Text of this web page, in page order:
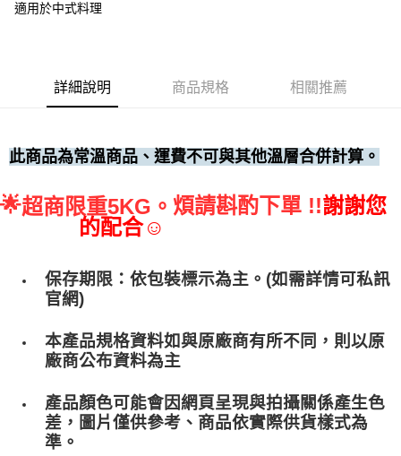
適用於中式料理
詳細說明 商品規格 相關推薦
此商品為常溫商品、運費不可與其他溫層合併計算。
🌟超商限重5KG。 煩請斟酌下單 !!謝謝您
的配合☺
保存期限：依包裝標示為主。(如需詳情可私訊
官網)
本產品規格資料如與原廠商有所不同，則以原
廠商公布資料為主
產品顏色可能會因網頁呈現與拍攝關係產生色
差，圖片僅供參考、商品依實際供貨樣式為
準。